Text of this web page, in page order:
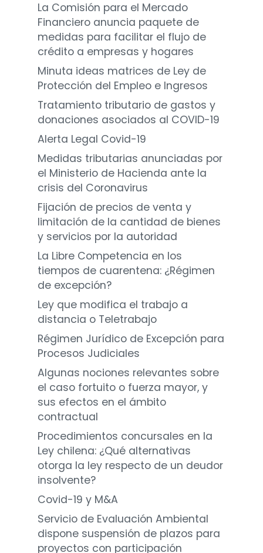
La Comisión para el Mercado
Financiero anuncia paquete de
medidas para facilitar el flujo de
crédito a empresas y hogares
Minuta ideas matrices de Ley de
Protección del Empleo e Ingresos
Tratamiento tributario de gastos y
donaciones asociados al COVID-19
Alerta Legal Covid-19
Medidas tributarias anunciadas por
el Ministerio de Hacienda ante la
crisis del Coronavirus
Fijación de precios de venta y
limitación de la cantidad de bienes
y servicios por la autoridad
La Libre Competencia en los
tiempos de cuarentena: ¿Régimen
de excepción?
Ley que modifica el trabajo a
distancia o Teletrabajo
Régimen Jurídico de Excepción para
Procesos Judiciales
Algunas nociones relevantes sobre
el caso fortuito o fuerza mayor, y
sus efectos en el ámbito
contractual
Procedimientos concursales en la
Ley chilena: ¿Qué alternativas
otorga la ley respecto de un deudor
insolvente?
Covid-19 y M&A
Servicio de Evaluación Ambiental
dispone suspensión de plazos para
proyectos con participación